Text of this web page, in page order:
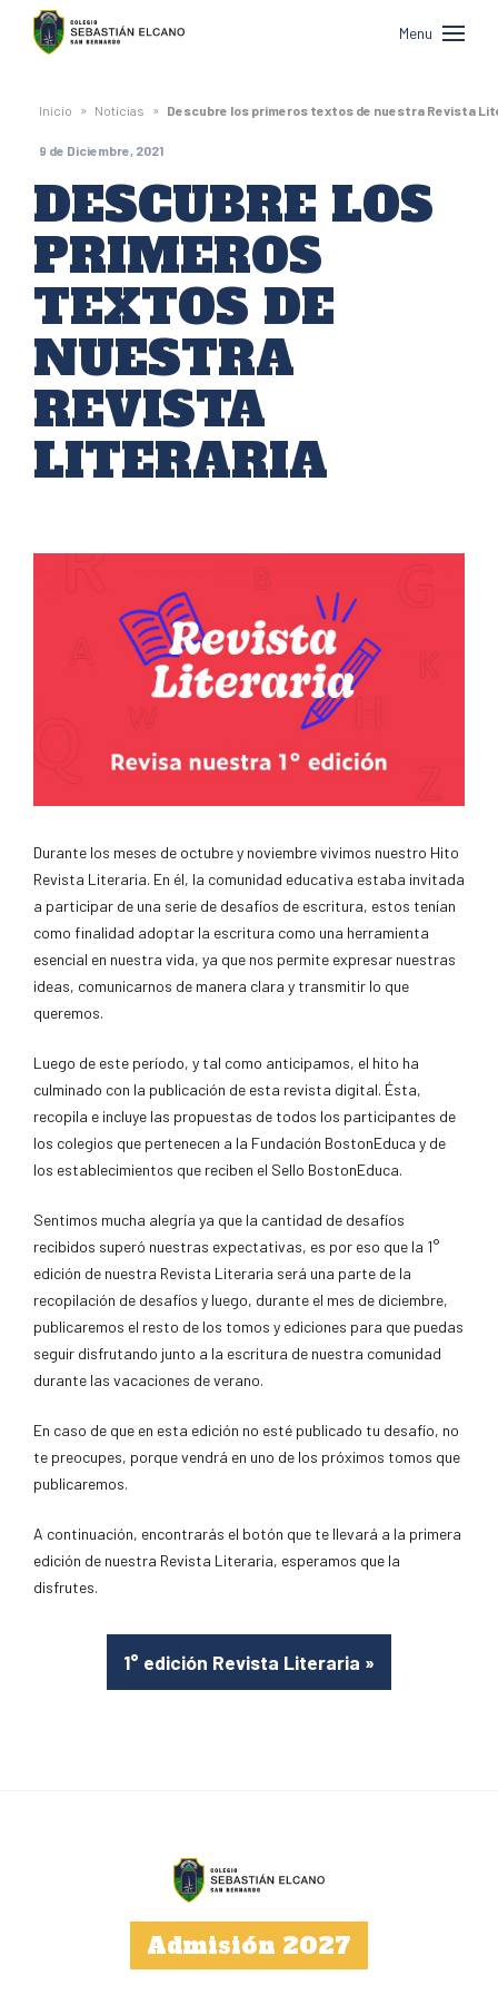
Colegio
Sebastián
Elcano
de
San
Bernardo
Menu
Inicio » Noticias » Descubre los primeros textos de nuestra Revista
9 de Diciembre, 2021
DESCUBRE LOS
PRIMEROS
TEXTOS DE
NUESTRA
REVISTA
LITERARIA
Durante los meses de octubre y noviembre vivimos nuestro Hito
Revista Literaria. En él, la comunidad educativa estaba invitada
a participar de una serie de desafíos de escritura, estos tenían
como finalidad adoptar la escritura como una herramienta
esencial en nuestra vida, ya que nos permite expresar nuestras
ideas, comunicarnos de manera clara y transmitir lo que
queremos.
Luego de este período, y tal como anticipamos, el hito ha
culminado con la publicación de esta revista digital. Ésta,
recopila e incluye las propuestas de todos los participantes de
los colegios que pertenecen a la Fundación BostonEduca y de
los establecimientos que reciben el Sello BostonEduca.
Sentimos mucha alegría ya que la cantidad de desafíos
recibidos superó nuestras expectativas, es por eso que la 1°
edición de nuestra Revista Literaria será una parte de la
recopilación de desafíos y luego, durante el mes de diciembre,
publicaremos el resto de los tomos y ediciones para que puedas
seguir disfrutando junto a la escritura de nuestra comunidad
durante las vacaciones de verano.
En caso de que en esta edición no esté publicado tu desafío, no
te preocupes, porque vendrá en uno de los próximos tomos que
publicaremos.
A continuación, encontrarás el botón que te llevará a la primera
edición de nuestra Revista Literaria, esperamos que la
disfrutes.
1° edición Revista Literaria »
Admisión 2027